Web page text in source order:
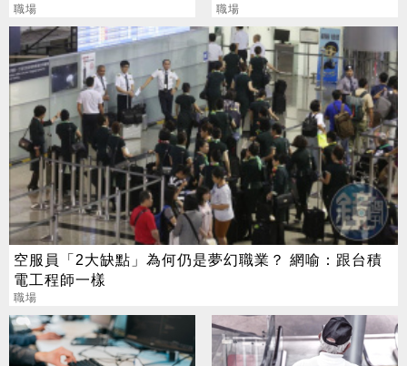
奪冠
職場
相：差距一直都在
職場
空服員「2大缺點」為何仍是夢幻職業？ 網喻：跟台積
電工程師一樣
職場